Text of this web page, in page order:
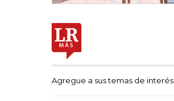
Agregue a sus temas de interés